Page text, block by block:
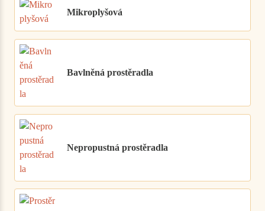
Mikroplyšová
Bavlněná prostěradla
Nepropustná prostěradla